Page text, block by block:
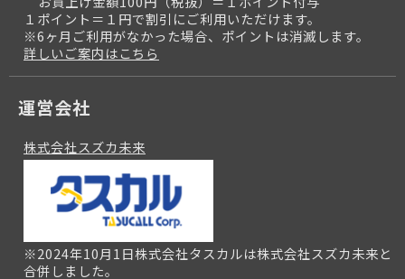
１ポイント＝１円で割引にご利用いただけます。
※6ヶ月ご利用がなかった場合、ポイントは消滅します。
詳しいご案内はこちら
運営会社
株式会社スズカ未来
※2024年10月1日株式会社タスカルは株式会社スズカ未来と
合併しました。